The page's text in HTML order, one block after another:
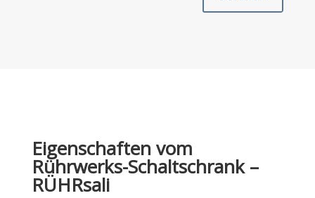
Eigenschaften vom
Rührwerks-Schaltschrank –
RÜHRsali